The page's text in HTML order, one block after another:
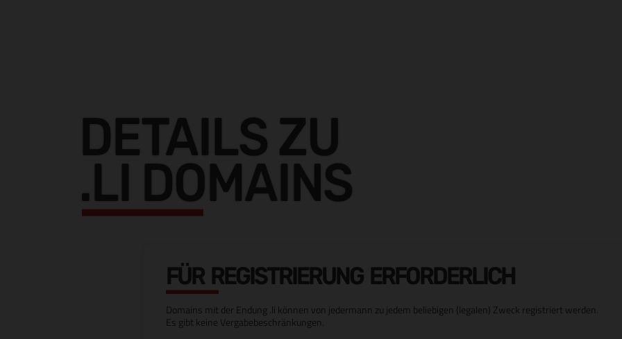
DETAILS ZU
.LI DOMAINS
FÜR REGISTRIERUNG ERFORDERLICH
Domains mit der Endung .li können von jedermann zu jedem beliebigen (legalen) Zweck registriert werden.
Es gibt keine Vergabebeschränkungen.